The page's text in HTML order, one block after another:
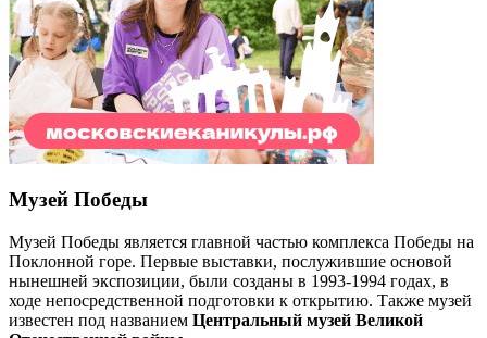
Музей Победы
Музей Победы является главной частью комплекса Победы на
Поклонной горе. Первые выставки, послужившие основой
нынешней экспозиции, были созданы в 1993-1994 годах, в
ходе непосредственной подготовки к открытию. Также музей
известен под названием Центральный музей Великой